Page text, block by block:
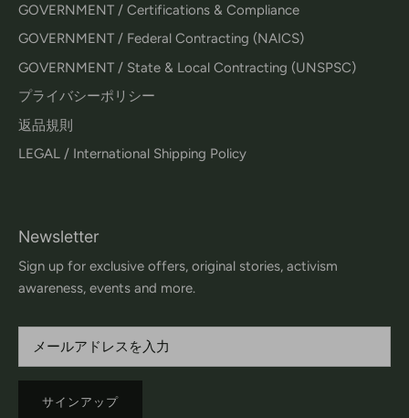
GOVERNMENT / Certifications & Compliance
GOVERNMENT / Federal Contracting (NAICS)
GOVERNMENT / State & Local Contracting (UNSPSC)
プライバシーポリシー
返品規則
LEGAL / International Shipping Policy
Newsletter
Sign up for exclusive offers, original stories, activism
awareness, events and more.
サインアップ